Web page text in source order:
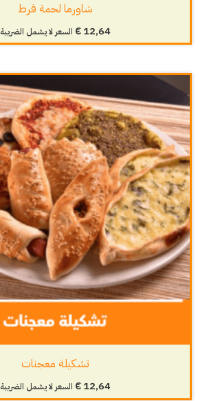
شاورما لحمة فرط
€12,64 السعر لا يشمل الضريبة
تشكيلة معجنات
€12,64 السعر لا يشمل الضريبة